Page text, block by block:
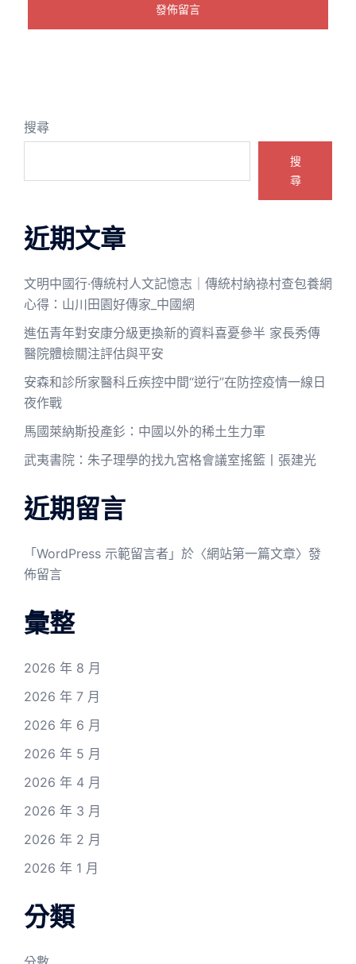
搜尋
搜
尋
近期文章
文明中國行·傳統村人文記憶志｜傳統村納祿村查包養網
心得：山川田園好傳家_中國網
進伍青年對安康分級更換新的資料喜憂參半 家長秀傳
醫院體檢關注評估與平安
安森和診所家醫科丘疾控中間“逆行”在防控疫情一線日
夜作戰
馬國萊納斯投產釤：中國以外的稀土生力軍
武夷書院：朱子理學的找九宮格會議室搖籃丨張建光
近期留言
「 WordPress 示範留言者 」於〈網站第一篇文章〉發
佈留言
彙整
2026 年 8 月
2026 年 7 月
2026 年 6 月
2026 年 5 月
2026 年 4 月
2026 年 3 月
2026 年 2 月
2026 年 1 月
分類